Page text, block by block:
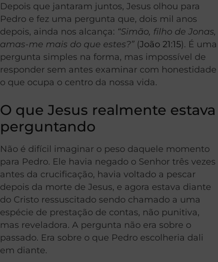
Depois que jantaram juntos, Jesus olhou para
Pedro e fez uma pergunta que, dois mil anos
depois, ainda nos alcança: “Simão, filho de Jonas,
amas-me mais do que estes?”(João 21:15). É uma
pergunta simples na forma, mas impossível de
responder sem antes examinar com honestidade
o que ocupa o centro da nossa vida.
O que Jesus realmente estava
perguntando
Não é difícil imaginar o peso daquele momento
para Pedro. Ele havia negado o Senhor três vezes
antes da crucificação, havia voltado a pescar
depois da morte de Jesus, e agora estava diante
do Cristo ressuscitado sendo chamado a uma
espécie de prestação de contas, não punitiva,
mas reveladora. A pergunta não era sobre o
passado. Era sobre o que Pedro escolheria dali
em diante.